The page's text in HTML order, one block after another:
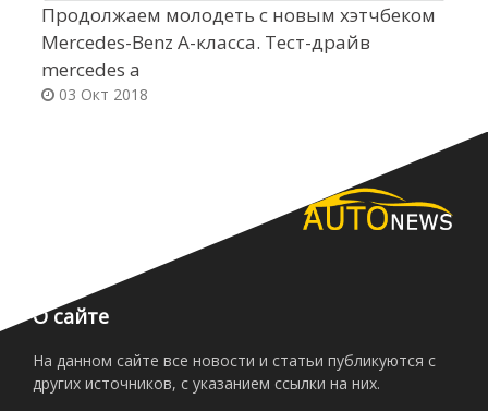
Продолжаем молодеть с новым хэтчбеком
Mercedes-Benz A-класса. Тест-драйв
mercedes a
03 Окт 2018
О сайте
На данном сайте все новости и статьи публикуются с
других источников, с указанием ссылки на них.